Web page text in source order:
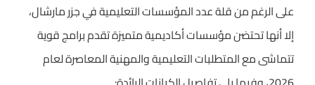
على الرغم من قلة عدد المؤسسات التعليمية في جزر مارشال،
إلا أنها تحتضن مؤسسات أكاديمية متميزة تقدم برامج قوية
تتماشى مع المتطلبات التعليمية والمهنية المعاصرة لعام